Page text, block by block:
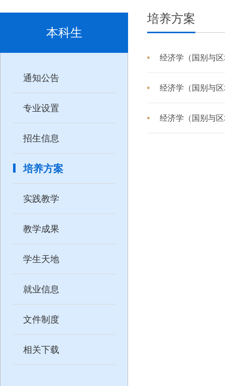
本科生
通知公告
专业设置
招生信息
培养方案
实践教学
教学成果
学生天地
就业信息
文件制度
相关下载
培养方案
经济学（国别与
经济学（国别与
经济学（国别与